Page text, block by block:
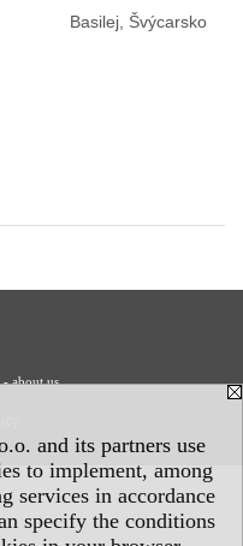
and its partners use
to implement, among
services in accordance
specify the conditions
Basilej, Švýcarsko
- about us